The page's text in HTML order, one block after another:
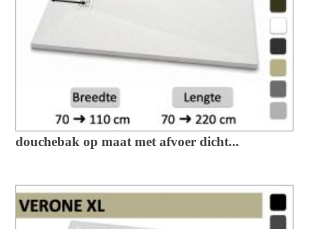
douchebak op maat met afvoer dicht...